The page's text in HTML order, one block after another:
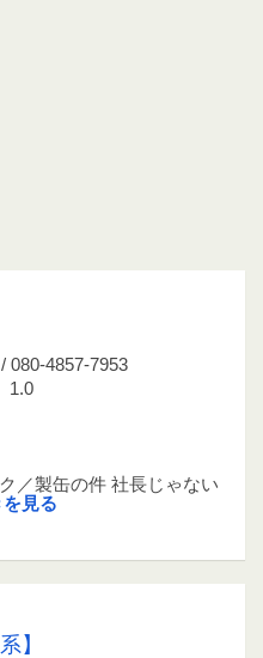
080-4857-7953
1.0
／製缶の件 社長じゃない
見る
】